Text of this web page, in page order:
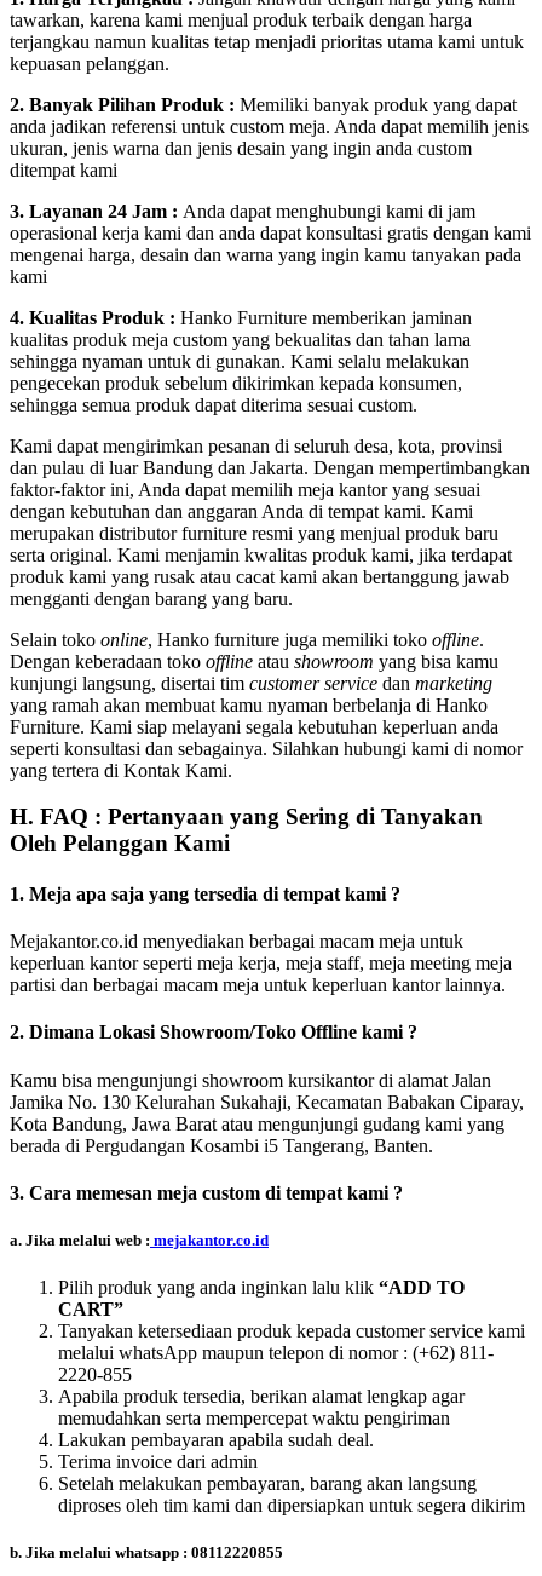
tawarkan, karena kami menjual produk terbaik dengan harga
terjangkau namun kualitas tetap menjadi prioritas utama kami untuk
kepuasan pelanggan.
2. Banyak Pilihan Produk : Memiliki banyak produk yang dapat
anda jadikan referensi untuk custom meja. Anda dapat memilih jenis
ukuran, jenis warna dan jenis desain yang ingin anda custom
ditempat kami
3. Layanan 24 Jam : Anda dapat menghubungi kami di jam
operasional kerja kami dan anda dapat konsultasi gratis dengan kami
mengenai harga, desain dan warna yang ingin kamu tanyakan pada
kami
4. Kualitas Produk : Hanko Furniture memberikan jaminan
kualitas produk meja custom yang bekualitas dan tahan lama
sehingga nyaman untuk di gunakan. Kami selalu melakukan
pengecekan produk sebelum dikirimkan kepada konsumen,
sehingga semua produk dapat diterima sesuai custom.
Kami dapat mengirimkan pesanan di seluruh desa, kota, provinsi
dan pulau di luar Bandung dan Jakarta. Dengan mempertimbangkan
faktor-faktor ini, Anda dapat memilih meja kantor yang sesuai
dengan kebutuhan dan anggaran Anda di tempat kami. Kami
merupakan distributor furniture resmi yang menjual produk baru
serta original. Kami menjamin kwalitas produk kami, jika terdapat
produk kami yang rusak atau cacat kami akan bertanggung jawab
mengganti dengan barang yang baru.
Selain toko online, Hanko furniture juga memiliki toko offline.
Dengan keberadaan toko offline atau showroom yang bisa kamu
kunjungi langsung, disertai tim customer service dan marketing
yang ramah akan membuat kamu nyaman berbelanja di Hanko
Furniture. Kami siap melayani segala kebutuhan keperluan anda
seperti konsultasi dan sebagainya. Silahkan hubungi kami di nomor
yang tertera di Kontak Kami.
H. FAQ : Pertanyaan yang Sering di Tanyakan
Oleh Pelanggan Kami
1. Meja apa saja yang tersedia di tempat kami ?
Mejakantor.co.id menyediakan berbagai macam meja untuk
keperluan kantor seperti meja kerja, meja staff, meja meeting meja
partisi dan berbagai macam meja untuk keperluan kantor lainnya.
2. Dimana Lokasi Showroom/Toko Offline kami ?
Kamu bisa mengunjungi showroom kursikantor di alamat Jalan
Jamika No. 130 Kelurahan Sukahaji, Kecamatan Babakan Ciparay,
Kota Bandung, Jawa Barat atau mengunjungi gudang kami yang
berada di Pergudangan Kosambi i5 Tangerang, Banten.
3. Cara memesan meja custom di tempat kami ?
a. Jika melalui web : mejakantor.co.id
Pilih produk yang anda inginkan lalu klik “ADD TO
CART”
Tanyakan ketersediaan produk kepada customer service kami
melalui whatsApp maupun telepon di nomor : (+62) 811-
2220-855
Apabila produk tersedia, berikan alamat lengkap agar
memudahkan serta mempercepat waktu pengiriman
Lakukan pembayaran apabila sudah deal.
Terima invoice dari admin
Setelah melakukan pembayaran, barang akan langsung
diproses oleh tim kami dan dipersiapkan untuk segera dikirim
b. Jika melalui whatsapp : 08112220855